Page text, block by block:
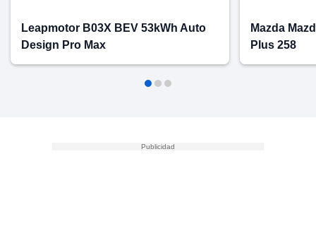
Leapmotor B03X BEV 53kWh Auto
Design Pro Max
Mazda
Plus 258